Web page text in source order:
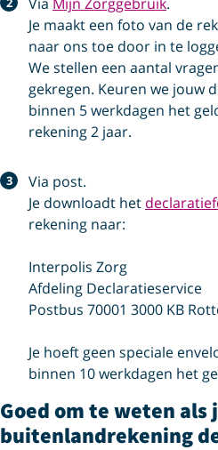
Je maakt een foto van de
naar ons toe door in te
We stellen een aantal
gekregen. Keuren we jouw
binnen 5 werkdagen het
rekening 2 jaar.
Via post.
Je downloadt het
rekening naar:
Interpolis Zorg
Afdeling Declaratieservice
Postbus 70001 3000 KB
Je hoeft geen speciale
binnen 10 werkdagen het
Goed om te weten als
buitenlandrekening